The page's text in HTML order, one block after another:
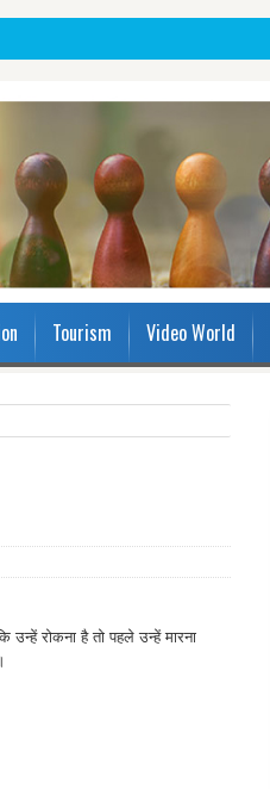
Tourism Video World
उन्हें रोकना है तो पहले उन्हें मारना